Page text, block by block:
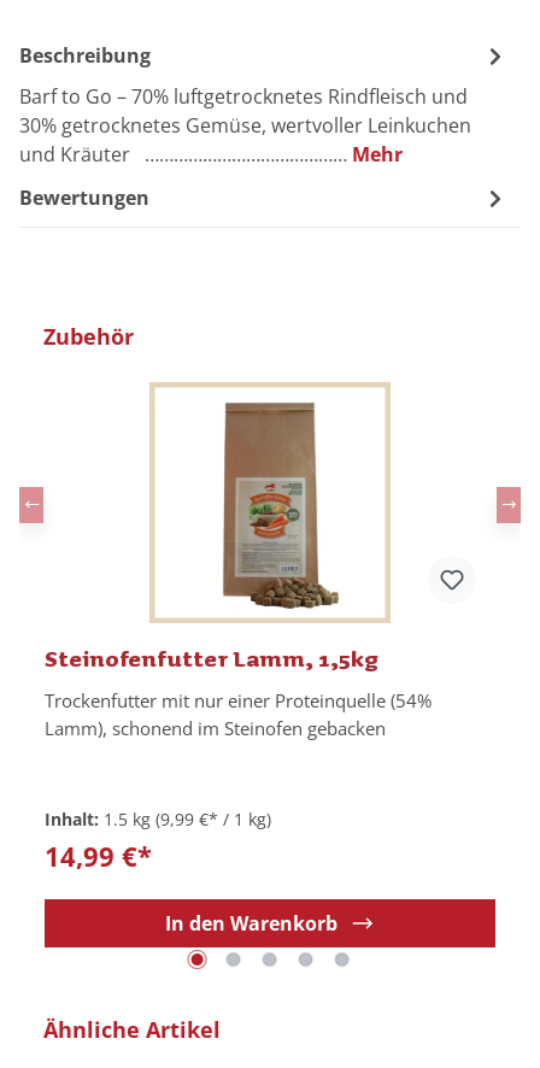
Beschreibung
Barf to Go – 70% luftgetrocknetes Rindfleisch und
30% getrocknetes Gemüse, wertvoller Leinkuchen
und Kräuter …………………………………… Mehr
Bewertungen
Produktgalerie überspringen
Zubehör
Steinofenfutter Lamm, 1,5kg
Trockenfutter mit nur einer Proteinquelle (54%
Lamm), schonend im Steinofen gebacken
Inhalt: 1.5 kg (9,99 €* / 1 kg)
14,99 €*
In den Warenkorb
Produktgalerie überspringen
Ähnliche Artikel